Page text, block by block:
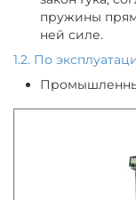
пружины
ней силе.
1.2. По